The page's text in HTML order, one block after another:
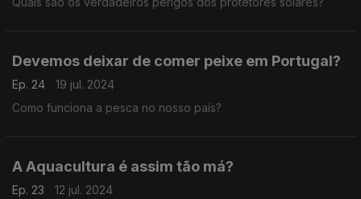
Devemos deixar de comer peixe em Portugal?
Ep. 24
19 jul. 2024
Como funciona a pesca no nosso país?
A Aquacultura é assim tão má?
Ep. 23
12 jul. 2024